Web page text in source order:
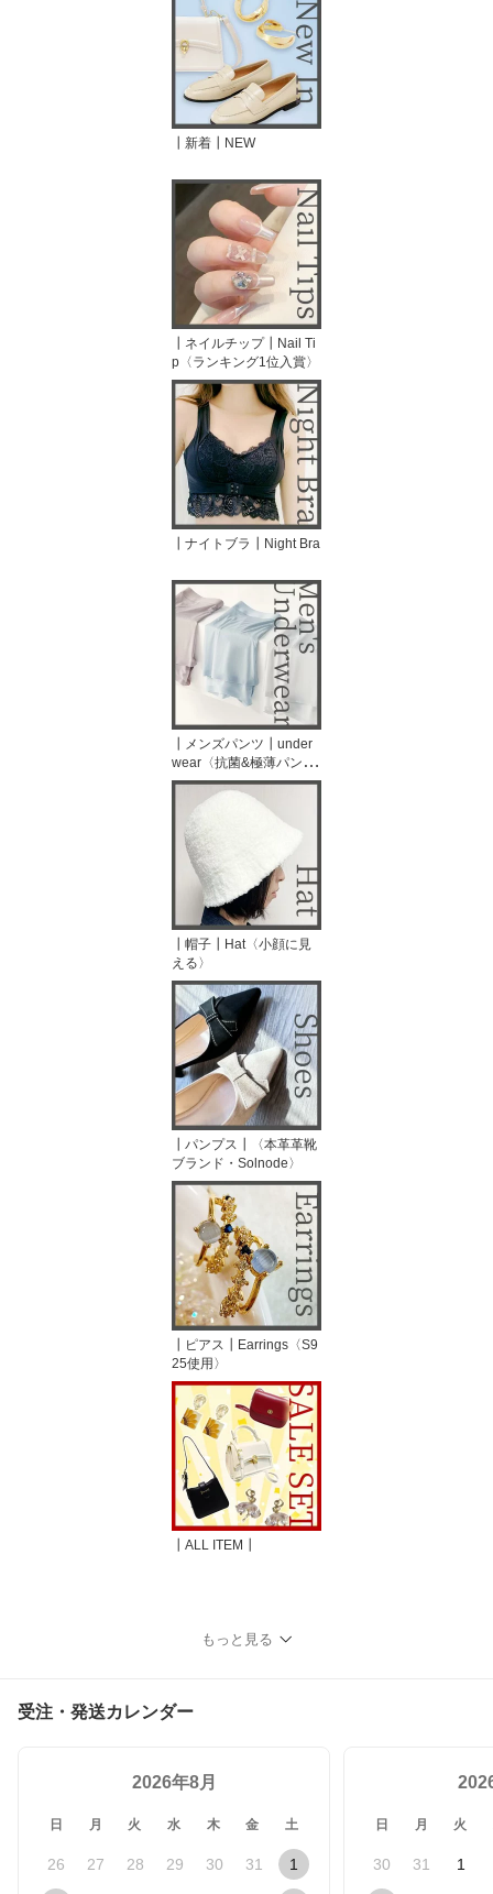
ー パープル グリーン
┃新着┃NEW
┃ネイルチップ┃Nail Ti
p〈ランキング1位入賞〉
┃ナイトブラ┃Night Bra
┃メンズパンツ┃under
wear〈抗菌&極薄パン
ツ〉
┃帽子┃Hat〈小顔に見
える〉
┃パンプス┃〈本革革靴
ブランド・Solnode〉
┃ピアス┃Earrings〈S9
25使用〉
┃ALL ITEM┃
もっと見る
受注・発送カレンダー
2026年8月
日 月 火 水 木 金 土
26 27 28 29 30 31 1
日 月 火
30 31 1